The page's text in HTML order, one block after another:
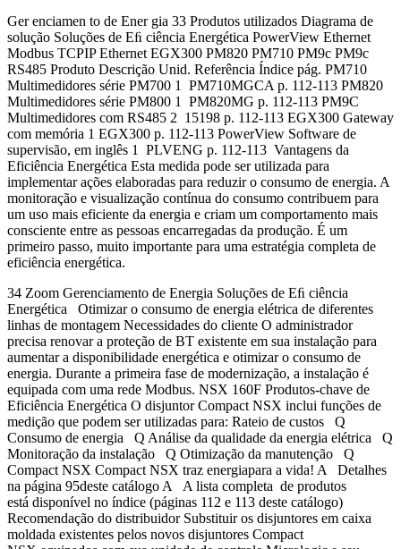
Ger enciamen to de Ener gia 33 Produtos utilizados Diagrama de
solução Soluções de Eﬁ ciência Energética PowerView Ethernet
Modbus TCPIP Ethernet EGX300 PM820 PM710 PM9c PM9c
RS485 Produto Descrição Unid. Referência Índice pág. PM710
Multimedidores série PM700 1 PM710MGCA p. 112-113 PM820
Multimedidores série PM800 1 PM820MG p. 112-113 PM9C
Multimedidores com RS485 2 15198 p. 112-113 EGX300 Gateway
com memória 1 EGX300 p. 112-113 PowerView Software de
supervisão, em inglês 1 PLVENG p. 112-113 Vantagens da
Eficiência Energética Esta medida pode ser utilizada para
implementar ações elaboradas para reduzir o consumo de energia. A
monitoração e visualização contínua do consumo contribuem para
um uso mais eficiente da energia e criam um comportamento mais
consciente entre as pessoas encarregadas da produção. É um
primeiro passo, muito importante para uma estratégia completa de
eficiência energética.
34 Zoom Gerenciamento de Energia Soluções de Eﬁ ciência
Energética Otimizar o consumo de energia elétrica de diferentes
linhas de montagem Necessidades do cliente O administrador
precisa renovar a proteção de BT existente em sua instalação para
aumentar a disponibilidade energética e otimizar o consumo de
energia. Durante a primeira fase de modernização, a instalação é
equipada com uma rede Modbus. NSX 160F Produtos-chave de
Eficiência Energética O disjuntor Compact NSX inclui funções de
medição que podem ser utilizadas para: Rateio de custos Q
Consumo de energia Q Análise da qualidade da energia elétrica Q
Monitoração da instalação Q Otimização da manutenção Q
Compact NSX Compact NSX traz energiapara a vida! A Detalhes
na página 95deste catálogo A A lista completa de produtos
está disponível no índice (páginas 112 e 113 deste catálogo)
Recomendação do distribuidor Substituir os disjuntores em caixa
moldada existentes pelos novos disjuntores Compact